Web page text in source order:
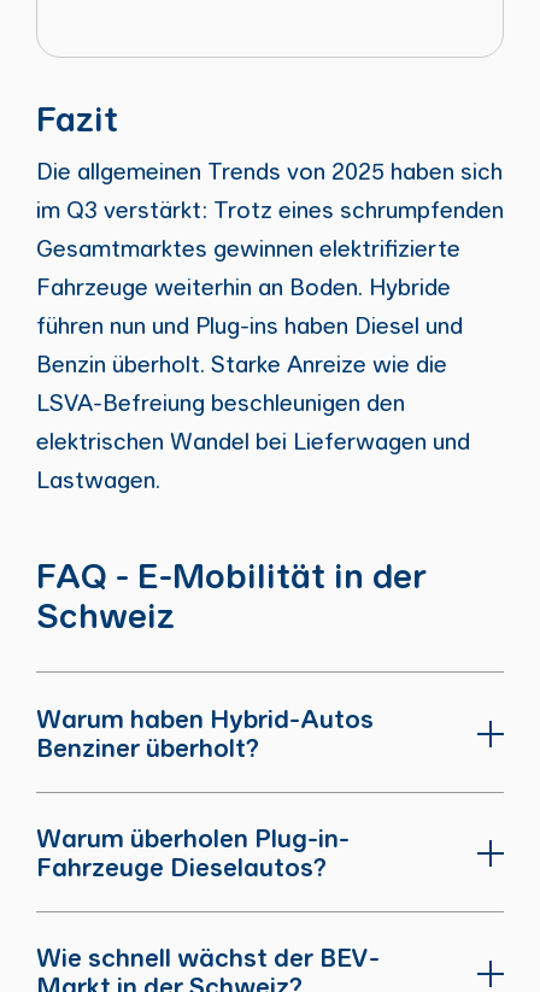
Fazit
Die allgemeinen Trends von 2025 haben sich
im Q3 verstärkt: Trotz eines schrumpfenden
Gesamtmarktes gewinnen elektrifizierte
Fahrzeuge weiterhin an Boden. Hybride
führen nun und Plug-ins haben Diesel und
Benzin überholt. Starke Anreize wie die
LSVA-Befreiung beschleunigen den
elektrischen Wandel bei Lieferwagen und
Lastwagen.
FAQ - E-Mobilität in der
Schweiz
Warum haben Hybrid-Autos
Benziner überholt?
Warum überholen Plug-in-
Fahrzeuge Dieselautos?
Wie schnell wächst der BEV-